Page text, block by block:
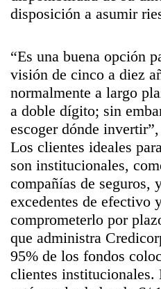
disposición a asumir
“Es una buena opción
visión de cinco a diez
normalmente a largo
a doble dígito; sin
escoger dónde
Los clientes ideales
son institucionales,
compañías de seguros,
excedentes de efectivo
comprometerlo por
que administra
95% de los fondos
clientes